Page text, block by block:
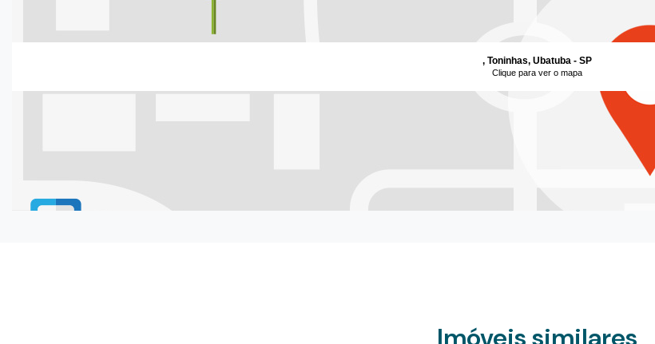
, Toninhas, Ubatuba - SP
Clique para ver o mapa